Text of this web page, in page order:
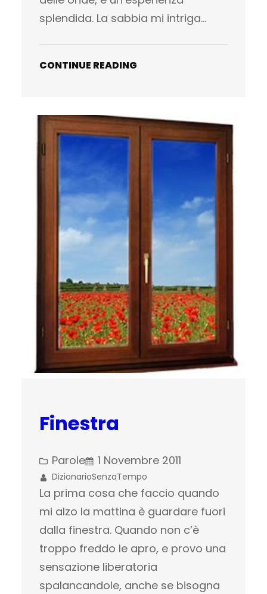
splendida. La sabbia mi intriga…
CONTINUE READING
Finestra
Parole 1 Novembre 2011
DizionarioSenzaTempo
La prima cosa che faccio quando
mi alzo la mattina è guardare fuori
dalla finestra. Quando non c’è
troppo freddo le apro, e provo una
sensazione liberatoria
spalancandole, anche se bisogna